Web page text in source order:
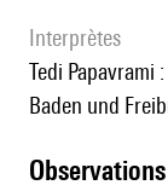
interprètes
Tedi Papavrami : violon, SWR Sinfonieorchester Baden-
Baden und
observations